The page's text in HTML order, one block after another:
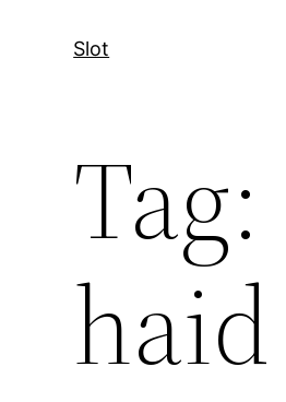
Slot
Tag: